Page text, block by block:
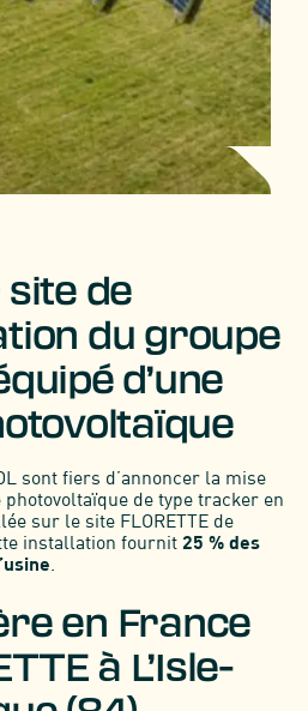
de
du groupe
d’une
sont fiers d’annoncer la mise
de type tracker en
sur le site FLORETTE de
installation fournit 25 % des
en France
à L’Isle-